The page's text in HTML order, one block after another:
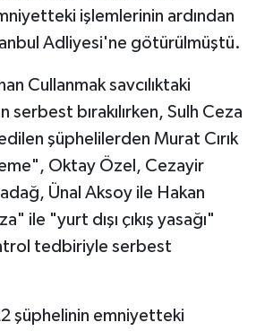
işlemlerinin ardından
Adliyesi'ne götürülmüştü.
Cullanmak savcılıktaki
serbest bırakılırken, Sulh Ceza
şüphelilerden Murat Cırık
Oktay Özel, Cezayir
Ünal Aksoy ile Hakan
ile "yurt dışı çıkış yasağı"
tedbiriyle serbest
şüphelinin emniyetteki